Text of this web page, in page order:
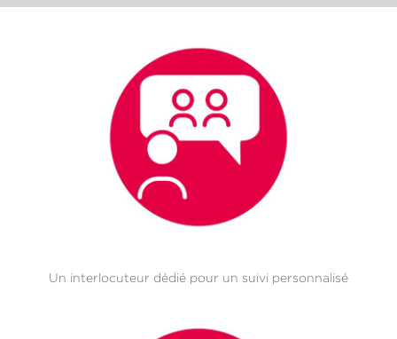
Un interlocuteur dédié pour un suivi personnalisé